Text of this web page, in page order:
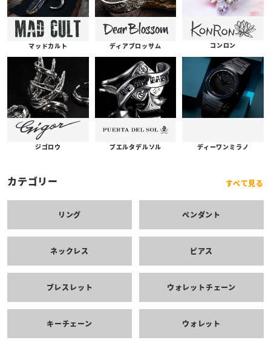
マッドカルト ディアブロッサム コンロン
ジゴロウ プエルタデルソル ディーワンミラノ
カテゴリー すべて見る
リング ペンダント
ネックレス ピアス
ブレスレット ウォレットチェーン
キーチェーン ウォレット